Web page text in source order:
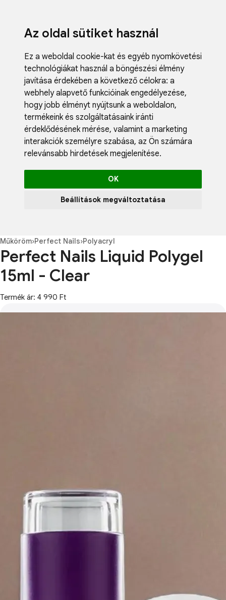
Az oldal sütiket használ
Ez a weboldal cookie-kat és egyéb nyomkövetési
technológiákat használ a böngészési élmény
javítása érdekében a következő célokra: a
webhely alapvető funkcióinak engedélyezése,
hogy jobb élményt nyújtsunk a weboldalon,
termékeink és szolgáltatásaink iránti
érdeklődésének mérése, valamint a marketing
interakciók személyre szabása, az Ön számára
relevánsabb hirdetések megjelenítése.
OK
Beállítások megváltoztatása
Blog
Műköröm›Perfect Nails›Polyacryl
Perfect Nails Liquid Polygel
15ml - Clear
Termék ár: 4 990 Ft